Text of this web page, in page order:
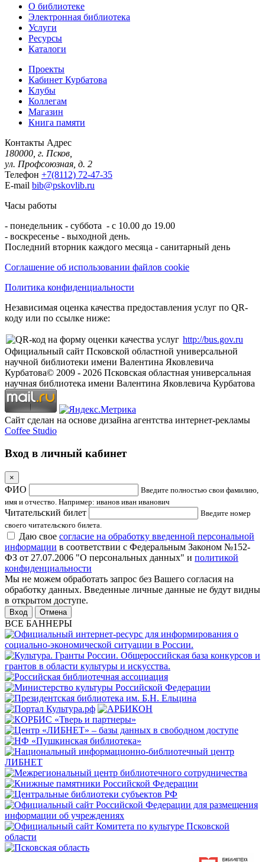
О библиотеке
Электронная библиотека
Услуги
Ресурсы
Каталоги
Проекты
Кабинет Курбатова
Клубы
Коллегам
Магазин
Книга памяти
Контакты Адрес
180000, г. Псков,
ул. Профсоюзная, д. 2
Телефон +7(8112) 72-47-35
E-mail bib@pskovlib.ru
Часы работы
- понедельник - суббота - с 10.00 до 19.00
- воскресенье - выходной день.
Последний вторник каждого месяца - санитарный день
Соглашение об использовании файлов cookie
Политика конфиденциальности
Независимая оценка качества предоставления услуг по QR-
коду или по ссылке ниже:
http://bus.gov.ru
Официальный сайт Псковской областной универсальной
научной библиотеки имени Валентина Яковлевича
Курбатова© 2009 - 2026 Псковская областная универсальная
научная библиотека имени Валентина Яковлевича Курбатова
Сайт сделан на основе дизайна агентства интернет-рекламы
Coffee Studio
Вход в личный кабинет
×
ФИО
Введите полностью свои фамилию,
имя и отчество. Например: иванов иван иванович
Читательский билет
Введите номер
своего читательского билета.
Даю свое согласие на обработку введенной персональной
информации в соответствии с Федеральным Законом №152-
ФЗ от 27.07.2006 "О персональных данных" и политикой
конфиденциальности
Мы не можем обработать запрос без Вашего согласия на
обработку данных. Введенные личные данные не будут видны
в открытом доступе.
Отмена
ВСЕ БАННЕРЫ